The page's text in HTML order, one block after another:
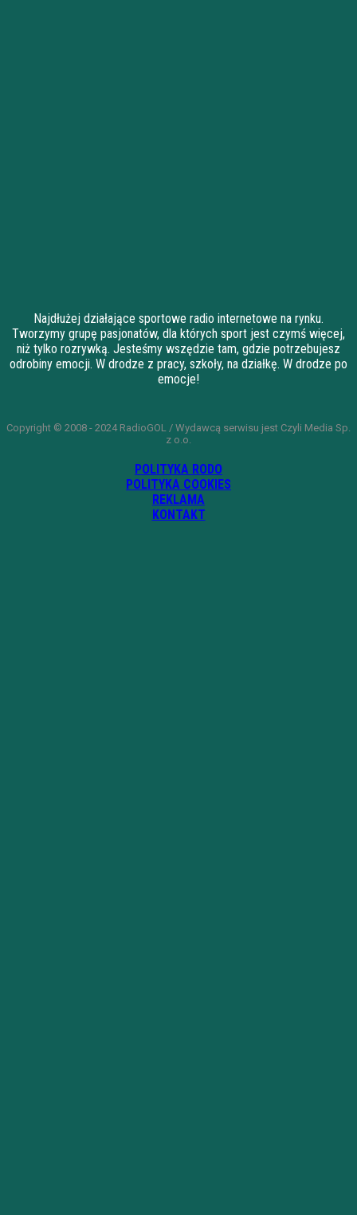
Najdłużej działające sportowe radio internetowe na rynku.
Tworzymy grupę pasjonatów, dla których sport jest czymś więcej,
niż tylko rozrywką. Jesteśmy wszędzie tam, gdzie potrzebujesz
odrobiny emocji. W drodze z pracy, szkoły, na działkę. W drodze po
emocje!
Copyright © 2008 - 2024 RadioGOL / Wydawcą serwisu jest Czyli Media Sp.
z o.o.
POLITYKA RODO
POLITYKA COOKIES
REKLAMA
KONTAKT